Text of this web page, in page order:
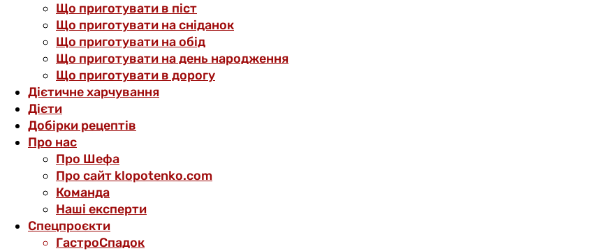
Що приготувати в піст
Що приготувати на сніданок
Що приготувати на обід
Що приготувати на день народження
Що приготувати в дорогу
Дієтичне харчування
Дієти
Добірки рецептів
Про нас
Про Шефа
Про сайт klopotenko.com
Команда
Наші експерти
Спецпроєкти
ГастроСпадок